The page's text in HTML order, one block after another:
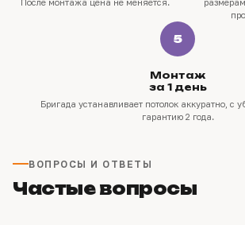
5
Монтаж
за 1 день
Бригада устанавливает потолок аккуратно, с
гарантию 2 года.
ВОПРОСЫ И ОТВЕТЫ
Частые вопросы